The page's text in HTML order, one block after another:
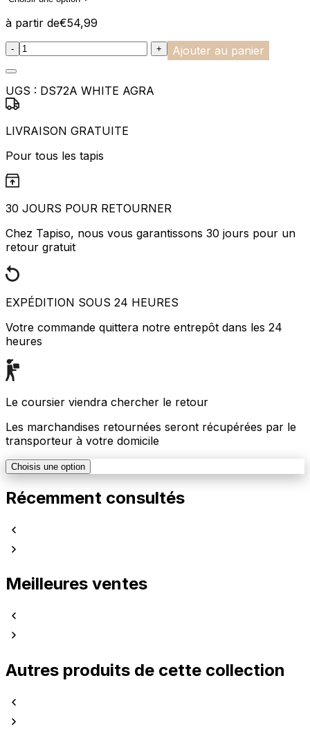
à partir de€54,99
:product_name quantity
- + Ajouter au panier
UGS : DS72A WHITE AGRA
LIVRAISON GRATUITE
Pour tous les tapis
30 JOURS POUR RETOURNER
Chez Tapiso, nous vous garantissons 30 jours pour un
retour gratuit
EXPÉDITION SOUS 24 HEURES
Votre commande quittera notre entrepôt dans les 24
heures
Le coursier viendra chercher le retour
Les marchandises retournées seront récupérées par le
transporteur à votre domicile
Choisis une option
Récemment consultés
Meilleures ventes
Autres produits de cette collection